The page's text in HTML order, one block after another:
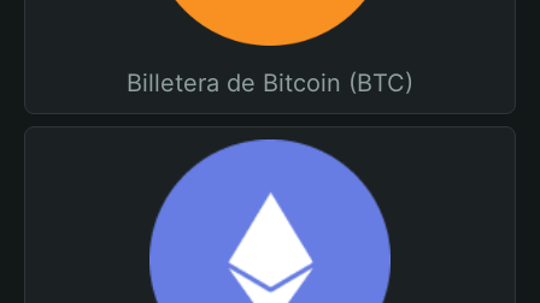
Billetera de Bitcoin (BTC)